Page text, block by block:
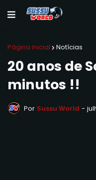
Página inicial Notícias
20 anos de
minutos !!
Por Sussu World -